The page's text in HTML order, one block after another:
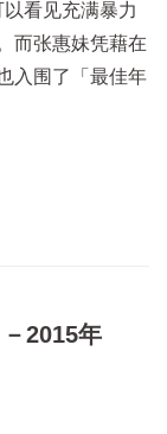
看见充满暴力
而张惠妹凭藉在
入围了「最佳年
2015年